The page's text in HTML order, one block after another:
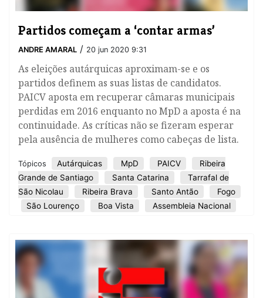
Partidos começam a ‘contar armas’
ANDRE AMARAL / 20 jun 2020 9:31
As eleições autárquicas aproximam-se e os
partidos definem as suas listas de candidatos.
PAICV aposta em recuperar câmaras municipais
perdidas em 2016 enquanto no MpD a aposta é na
continuidade. As críticas não se fizeram esperar
pela ausência de mulheres como cabeças de lista.
Tópicos Autárquicas MpD PAICV
Ribeira
Grande de Santiago
Santa Catarina
Tarrafal de
São Nicolau
Ribeira Brava Santo Antão
Fogo
São Lourenço
Boa Vista Assembleia Nacional